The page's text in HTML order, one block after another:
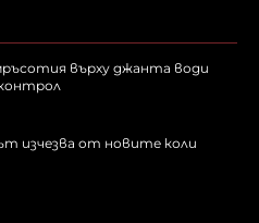
върху джанта води
изчезва от новите коли